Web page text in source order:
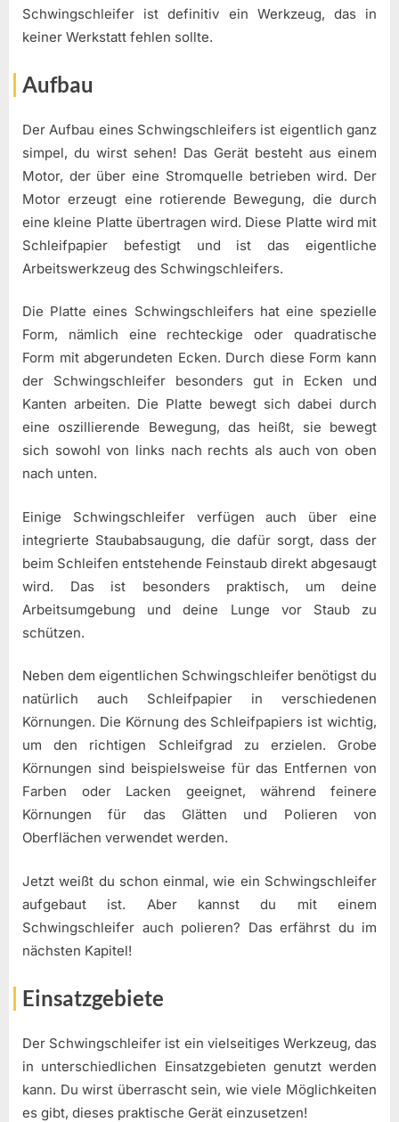
Schwingschleifer ist definitiv ein Werkzeug, das in
keiner Werkstatt fehlen sollte.
Aufbau
Der Aufbau eines Schwingschleifers ist eigentlich ganz
simpel, du wirst sehen! Das Gerät besteht aus einem
Motor, der über eine Stromquelle betrieben wird. Der
Motor erzeugt eine rotierende Bewegung, die durch
eine kleine Platte übertragen wird. Diese Platte wird mit
Schleifpapier befestigt und ist das eigentliche
Arbeitswerkzeug des Schwingschleifers.
Die Platte eines Schwingschleifers hat eine spezielle
Form, nämlich eine rechteckige oder quadratische
Form mit abgerundeten Ecken. Durch diese Form kann
der Schwingschleifer besonders gut in Ecken und
Kanten arbeiten. Die Platte bewegt sich dabei durch
eine oszillierende Bewegung, das heißt, sie bewegt
sich sowohl von links nach rechts als auch von oben
nach unten.
Einige Schwingschleifer verfügen auch über eine
integrierte Staubabsaugung, die dafür sorgt, dass der
beim Schleifen entstehende Feinstaub direkt abgesaugt
wird. Das ist besonders praktisch, um deine
Arbeitsumgebung und deine Lunge vor Staub zu
schützen.
Neben dem eigentlichen Schwingschleifer benötigst du
natürlich auch Schleifpapier in verschiedenen
Körnungen. Die Körnung des Schleifpapiers ist wichtig,
um den richtigen Schleifgrad zu erzielen. Grobe
Körnungen sind beispielsweise für das Entfernen von
Farben oder Lacken geeignet, während feinere
Körnungen für das Glätten und Polieren von
Oberflächen verwendet werden.
Jetzt weißt du schon einmal, wie ein Schwingschleifer
aufgebaut ist. Aber kannst du mit einem
Schwingschleifer auch polieren? Das erfährst du im
nächsten Kapitel!
Einsatzgebiete
Der Schwingschleifer ist ein vielseitiges Werkzeug, das
in unterschiedlichen Einsatzgebieten genutzt werden
kann. Du wirst überrascht sein, wie viele Möglichkeiten
es gibt, dieses praktische Gerät einzusetzen!